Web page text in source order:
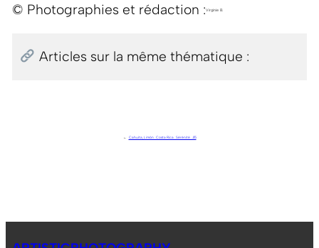
© Photographies et rédaction :Virginie B.
Articles sur la même thématique :
← Cahuita, Limón . Costa Rica . Sérénité . J15